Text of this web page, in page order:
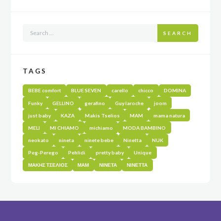
SEARCH
TAGS
BEBE comfort BLUE SEVEN carello chicco DOMINA
Funky GELLINO gerafino Guy laroche joom
just baby KAZA Makis Tselios MAM mama natura
MELI MI CHIAMO michiamo MODA BAMBINO
neokato nineta ninete bebe Ninetta NUK
Peg-Perego Pehlidi pretty baby Unique
ΜΑΚΗΣ ΤΣΕΛΙΟΣ ΜΑΜ ΝΙΝΕΤΑ ΝΙΝΕΤΤΑ